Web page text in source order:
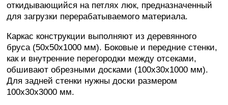
откидывающийся на петлях люк, предназначенный
для загрузки перерабатываемого материала.
Каркас конструкции выполняют из деревянного
бруса (50х50х1000 мм). Боковые и передние стенки,
как и внутренние перегородки между отсеками,
обшивают обрезными досками (100х30х1000 мм).
Для задней стенки нужны доски размером
100х30х3000 мм.